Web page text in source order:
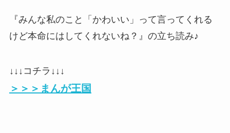
『みんな私のこと「かわいい」って言ってくれる
けど本命にはしてくれないね？』の立ち読み♪
↓↓↓コチラ↓↓↓
＞＞＞まんが王国